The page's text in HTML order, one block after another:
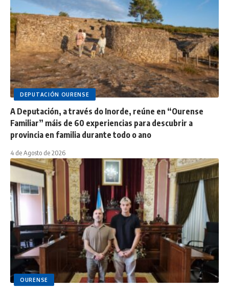
DEPUTACIÓN OURENSE
A Deputación, a través do Inorde, reúne en “Ourense
Familiar” máis de 60 experiencias para descubrir a
provincia en familia durante todo o ano
4 de Agosto de 2026
OURENSE